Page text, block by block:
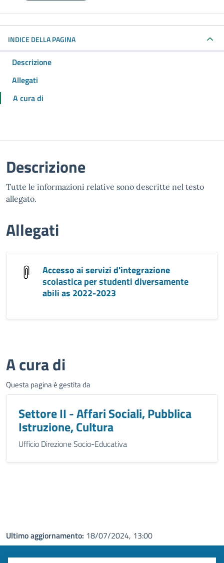
INDICE DELLA PAGINA
Descrizione
Allegati
A cura di
Descrizione
Tutte le informazioni relative sono descritte nel testo
allegato.
Allegati
Accesso ai servizi d'integrazione
scolastica per studenti diversamente
abili as 2022-2023
A cura di
Questa pagina è gestita da
Settore II - Affari Sociali, Pubblica
Istruzione, Cultura
Ufficio Direzione Socio-Educativa
Ultimo aggiornamento: 18/07/2024, 13:00